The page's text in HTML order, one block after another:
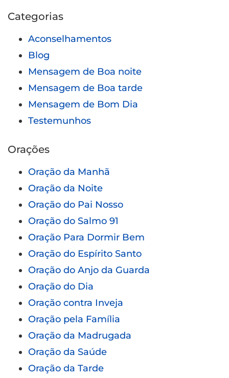
Categorias
Aconselhamentos
Blog
Mensagem de Boa noite
Mensagem de Boa tarde
Mensagem de Bom Dia
Testemunhos
Orações
Oração da Manhã
Oração da Noite
Oração do Pai Nosso
Oração do Salmo 91
Oração Para Dormir Bem
Oração do Espírito Santo
Oração do Anjo da Guarda
Oração do Dia
Oração contra Inveja
Oração pela Família
Oração da Madrugada
Oração da Saúde
Oração da Tarde